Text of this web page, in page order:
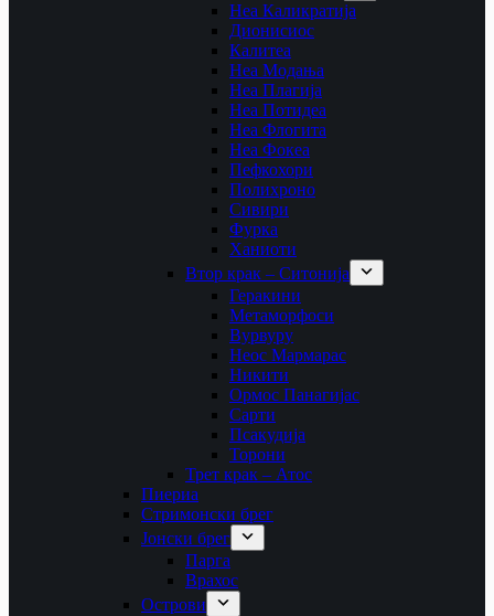
Неа Каликратија
Дионисиос
Калитеа
Неа Модања
Неа Плагија
Неа Потидеа
Неа Флогита
Неа Фокеа
Пефкохори
Полихроно
Сивири
Фурка
Ханиоти
Втор крак – Ситонија
Геракини
Метаморфоси
Вурвуру
Неос Мармарас
Никити
Ормос Панагијас
Сарти
Псакудија
Торони
Трет крак – Атос
Пиериа
Стримонски брег
Јонски брег
Парга
Врахос
Острови